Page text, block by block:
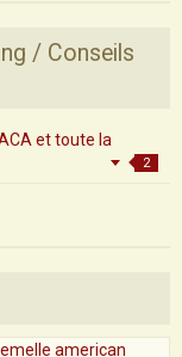
/ Conseils
et toute la
2